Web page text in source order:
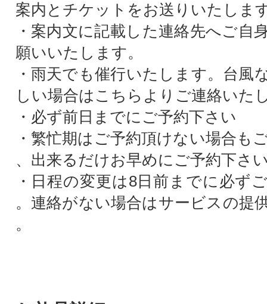
案内とチケットをお送りいたしま
・案内文に記載した連絡先へご自
願いいたします。
・雨天でも催行いたします。台風
しい場合はこちらよりご連絡いた
・必ず前日までにご予約下さい
・繁忙期はご予約頂けない場合も
、出来るだけお早めにご予約下さ
・日程の変更は8日前までに必ず
。連絡がない場合はサービスの提
。